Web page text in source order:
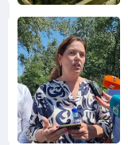
Снимка: БТА